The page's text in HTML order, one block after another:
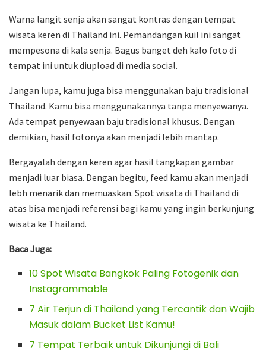
Warna langit senja akan sangat kontras dengan tempat
wisata keren di Thailand ini. Pemandangan kuil ini sangat
mempesona di kala senja. Bagus banget deh kalo foto di
tempat ini untuk diupload di media social.
Jangan lupa, kamu juga bisa menggunakan baju tradisional
Thailand. Kamu bisa menggunakannya tanpa menyewanya.
Ada tempat penyewaan baju tradisional khusus. Dengan
demikian, hasil fotonya akan menjadi lebih mantap.
Bergayalah dengan keren agar hasil tangkapan gambar
menjadi luar biasa. Dengan begitu, feed kamu akan menjadi
lebh menarik dan memuaskan. Spot wisata di Thailand di
atas bisa menjadi referensi bagi kamu yang ingin berkunjung
wisata ke Thailand.
Baca Juga:
10 Spot Wisata Bangkok Paling Fotogenik dan
Instagrammable
7 Air Terjun di Thailand yang Tercantik dan Wajib
Masuk dalam Bucket List Kamu!
7 Tempat Terbaik untuk Dikunjungi di Bali